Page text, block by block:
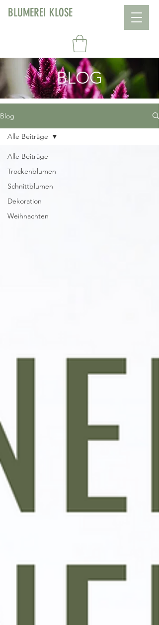
BLUMEREI KLOSE
BLOG
Blog
Alle Beiträge
Trockenblumen
Schnittblumen
Dekoration
Weihnachten
Alle Beiträge